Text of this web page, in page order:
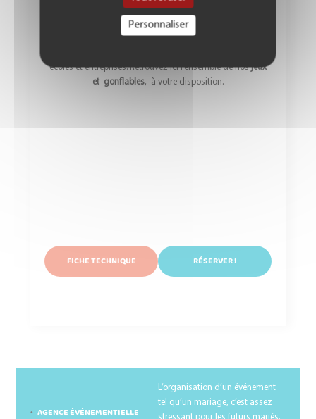
, spécialiste de lalocation, installation de jeux
les Pays de loire, Bretagne
écoles et entreprises. Retrouvez ici l’ensemble de nosjeux
et gonflables, à votre disposition.
FICHE TECHNIQUE RÉSERVER !
AGENCE ÉVÉNEMENTIELLE
L’organisation d’un événement
tel qu’un mariage, c’est assez
stressant pour les futurs mariés.
Personnaliser